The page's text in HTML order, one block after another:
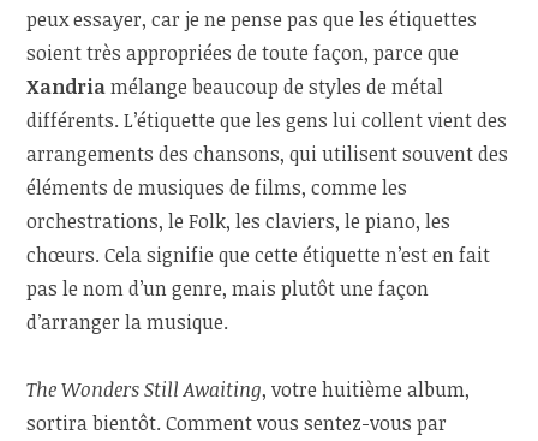
peux essayer, car je ne pense pas que les étiquettes
soient très appropriées de toute façon, parce que
Xandriamélange beaucoup de styles de métal
différents. L’étiquette que les gens lui collent vient des
arrangements des chansons, qui utilisent souvent des
éléments de musiques de films, comme les
orchestrations, le Folk, les claviers, le piano, les
chœurs. Cela signifie que cette étiquette n’est en fait
pas le nom d’un genre, mais plutôt une façon
d’arranger la musique.
The Wonders Still Awaiting, votre huitième album,
sortira bientôt. Comment vous sentez-vous par